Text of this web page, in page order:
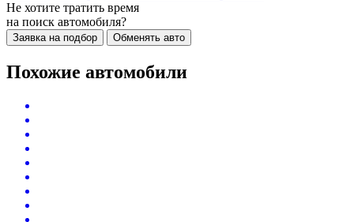
Не хотите тратить время
на поиск автомобиля?
Заявка на подбор Обменять авто
Похожие автомобили